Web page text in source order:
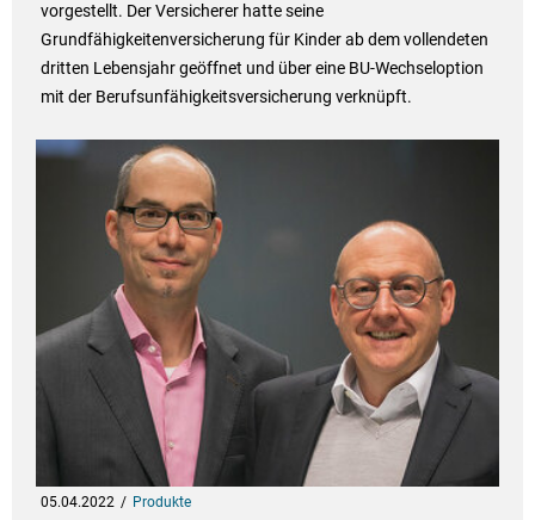
vorgestellt. Der Versicherer hatte seine
Grundfähigkeitenversicherung für Kinder ab dem vollendeten
dritten Lebensjahr geöffnet und über eine BU-Wechseloption
mit der Berufsunfähigkeitsversicherung verknüpft.
05.04.2022 Produkte